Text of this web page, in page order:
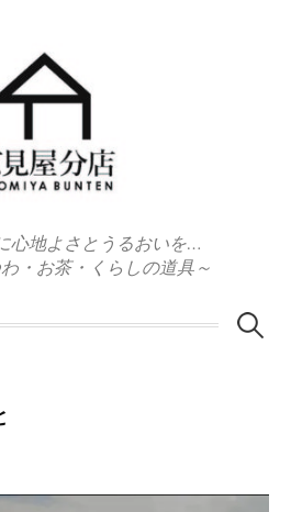
心地よさとうるおいを…
・お茶・くらしの道具～
検